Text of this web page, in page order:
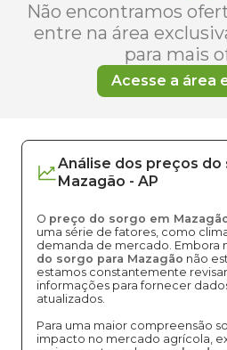
Não encontramos
entre na área
para mais
Acesse a área
Análise dos preços do
Mazagão - AP
O preço do sorgo em
uma série de fatores, como
demanda de mercado. Embora
do sorgo para Mazagão não
estamos constantemente
informações para fornecer
atualizados.
Para uma maior compreensão
impacto no mercado agrícola,